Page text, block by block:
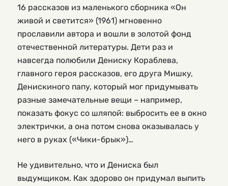
16 рассказов из маленького сборника «Он
живой и светится» (1961) мгновенно
прославили автора и вошли в золотой фонд
отечественной литературы. Дети раз и
навсегда полюбили Дениску Кораблева,
главного героя рассказов, его друга Мишку,
Денискиного папу, который мог придумывать
разные замечательные вещи – например,
показать фокус со шляпой: выбросить ее в окно
электрички, а она потом снова оказывалась у
него в руках («Чики-брык»)…
Не удивительно, что и Дениска был
выдумщиком. Как здорово он придумал выпить